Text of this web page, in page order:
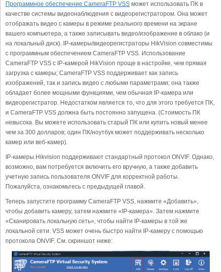
Программное обеспечение CameraFTP VSS может использовать ПК в
качестве системы видеонаблюдения с видеорегистратором. Она может
отображать видео с камеры в режиме реального времени на экране
вашего компьютера, а также записывать видео/изображение в облако (и
на локальный диск). IP-камеры/видеорегистраторы HikVision совместимы
с программным обеспечением CameraFTP VSS. Использование
CameraFTP VSS с IP-камерой HikVision проще в настройке, чем прямая
загрузка с камеры; CameraFTP VSS поддерживает как запись
изображений, так и запись видео с любыми параметрами; она также
обладает более мощными функциями, чем обычная IP-камера или
видеорегистратор. Недостатком является то, что для этого требуется ПК,
и CameraFTP VSS должна быть постоянно запущена. (Стоимость ПК
невысока. Вы можете использовать старый ПК или купить новый менее
чем за 300 долларов; один ПК/ноутбук может поддерживать несколько
камер или веб-камер).
IP-камеры Hikvision поддерживают стандартный протокол ONVIF. Однако,
возможно, вам потребуется включить его вручную, а также добавить
учетную запись пользователя ONVIF для корректной работы.
Пожалуйста, ознакомьтесь с предыдущей главой.
Теперь запустите программу CameraFTP VSS, нажмите «Добавить»,
чтобы добавить камеру, затем нажмите «IP-камера». Затем нажмите
«Сканировать локальную сеть», чтобы найти IP-камеры в той же
локальной сети. VSS может очень быстро найти IP-камеру с помощью
протокола ONVIF. См. скриншот ниже: